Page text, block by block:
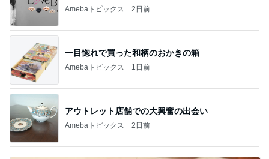
Amebaトピックス 2日前
一目惚れで買った和柄のおかきの箱
Amebaトピックス 1日前
アウトレット店舗での大興奮の出会い
Amebaトピックス 2日前